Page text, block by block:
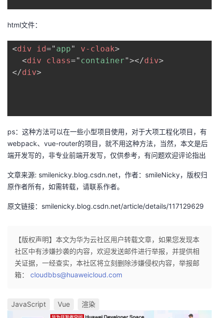
程
认
证
的
实
我
的
支
持
声
建
html文件：
<div id=" app" v-cloak>
<div class=" container"></div>
</div>
ps：这种方法可以在一些小型项目使用，对于大项工程化项目，有
webpack、vue-router的项目，就不用这种方法，当然，本文是后
端开发写的，非专业前端开发写，仅供参考，有问题欢迎评论指出
文章来源: smilenicky.blog.csdn.net，作者：smileNicky，版权归
原作者所有，如需转载，请联系作者。
原文链接：smilenicky.blog.csdn.net/article/details/117129629
【版权声明】本文为华为云社区用户转载文章，如果您发现本
社区中有涉嫌抄袭的内容，欢迎发送邮件进行举报，并提供相
关证据，一经查实，本社区将立刻删除涉嫌侵权内容，举报邮
箱： cloudbbs@huaweicloud.com
JavaScript Vue 渲染